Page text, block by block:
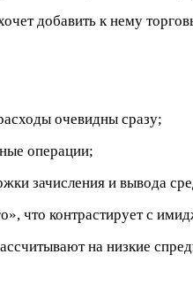
добавить к нему
очевидны сразу;
операции;
зачисления и вывода
что контрастирует с
на низкие